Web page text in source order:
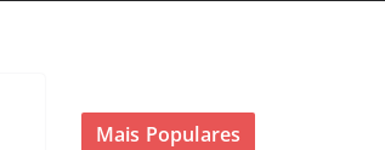
Mais Populares